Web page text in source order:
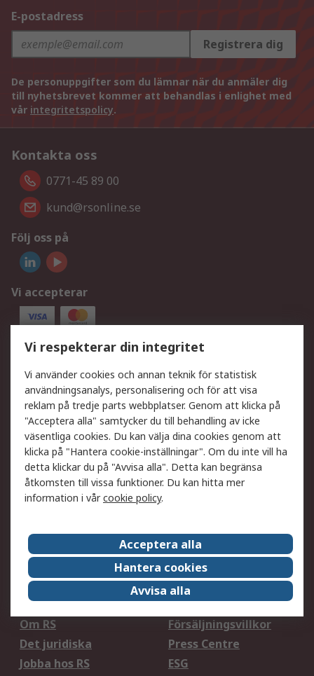
E-postadress
Registrera dig
De personuppgifter som du lämnar när du anmäler dig
till nyhetsbrevet kommer att behandlas i enlighet med
vår integritetspolicy.
Kontakta oss
0771-45 89 00
kund@rsonline.se
Följ oss på
Vi accepterar
Våra tjänster
Inköpslösningar
Kalibrering
Utökat sortiment
Oljetestning och analys
DesignSpark
Teknisk Support
Ditt lokala säljteam
Exportlösningar
Support
Få hjälp
Begär en fakturakopi
Fördelar med RS-konto
Betalningsalternativ
Okdo
Om RS
Om RS
Försäljningsvillkor
Det juridiska
Press Centre
Jobba hos RS
ESG
Vi respekterar din integritet
Vi använder cookies och annan teknik för statistisk
användningsanalys, personalisering och för att visa
reklam på tredje parts webbplatser. Genom att klicka på
"Acceptera alla" samtycker du till behandling av icke
väsentliga cookies. Du kan välja dina cookies genom att
klicka på "Hantera cookie-inställningar". Om du inte vill ha
detta klickar du på "Avvisa alla". Detta kan begränsa
åtkomsten till vissa funktioner. Du kan hitta mer
information i vårcookie policy.
Acceptera alla
Hantera cookies
Avvisa alla